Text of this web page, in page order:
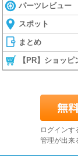
パーツレビュー
スポット
まとめ
【PR】ショッピ
ログインす
管理が出来